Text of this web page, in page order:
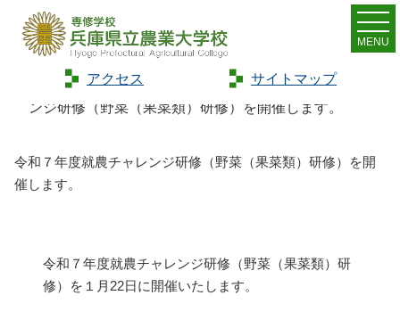
アクセス サイトマップ
MENU
Home> お知らせ>
令和７年度就農チャレ
ンジ研修（野菜（果菜類）研修）を開催します。
令和７年度就農チャレンジ研修（野菜（果菜類）研修）を開
催します。
令和７年度就農チャレンジ研修（野菜（果菜類）研
修）を１月22日に開催いたします。